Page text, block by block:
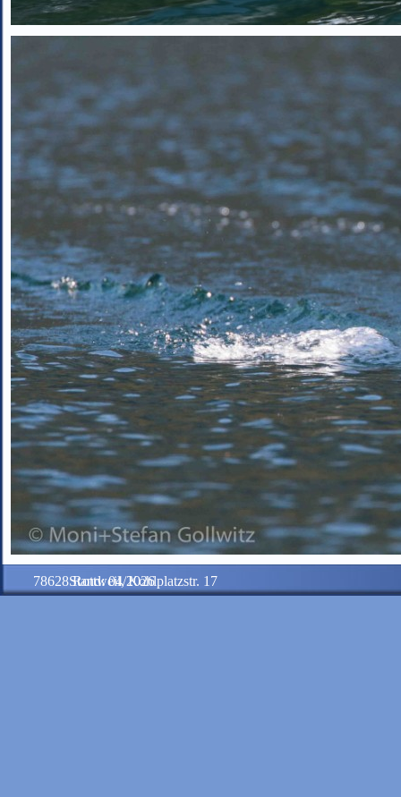
78628 Rottweil, Kohlplatzstr. 17
Stand: 04/2026